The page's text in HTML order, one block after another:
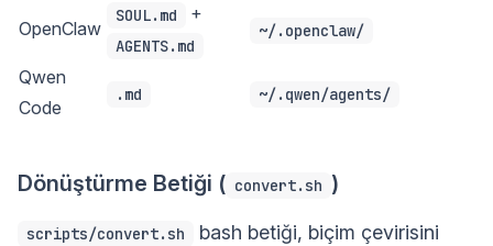
OpenClaw
SOUL.md +
AGENTS.md
~/.openclaw/
Qwen
Code
.md ~/.qwen/agents/
Dönüştürme Betiği ( convert.sh )
scripts/convert.sh
bash betiği, biçim çevirisini